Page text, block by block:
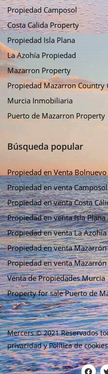
Propiedad Camposol
Costa Calida Property
Propiedad Isla Plana
La Azohía Propiedad
Mazarron Property
Propiedad Mazarron Country
Murcia Inmobiliaria
Puerto de Mazarron Property
Búsqueda popular
Propiedad en Venta Bolnuevo
Propiedad en venta Camposol
Propiedad en venta Costa
Propiedad en venta Isla Plana
Propiedad en venta La Azohía
Propiedad en venta Mazarrón
Propiedad en venta
Venta de Propiedades Murcia
Property for sale Puerto de
Mercers © 2021 Reservados
privacidadyPolítica de